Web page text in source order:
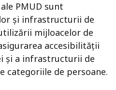
PMUD sunt
și infrastructurii de
mijloacelor de
accesibilității
și a infrastructurii de
de persoane.